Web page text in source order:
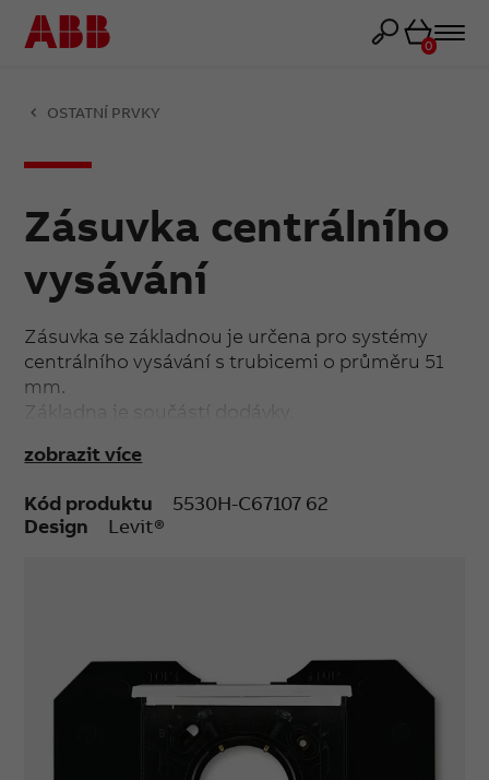
Košík
0
OSTATNÍ PRVKY
Zásuvka centrálního
vysávání
Zásuvka se základnou je určena pro systémy
centrálního vysávání s trubicemi o průměru 51
mm.
Základna je součástí dodávky.
Zásuvku nelze použít pro montáž do
Vodorovná osa zásuvky je dána vodorovnou
osou otvoru pro trubici.
zobrazit více
Kód produktu
5530H-C67107 62
Design
Levit®